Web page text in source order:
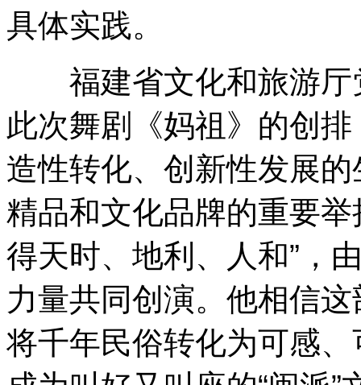
具体实践。
福建省文化和旅游厅
此次舞剧《妈祖》的创
造性转化、创新性发展
精品和文化品牌的重要
得天时、地利、人和”，
力量共同创演。他相信
将千年民俗转化为可感